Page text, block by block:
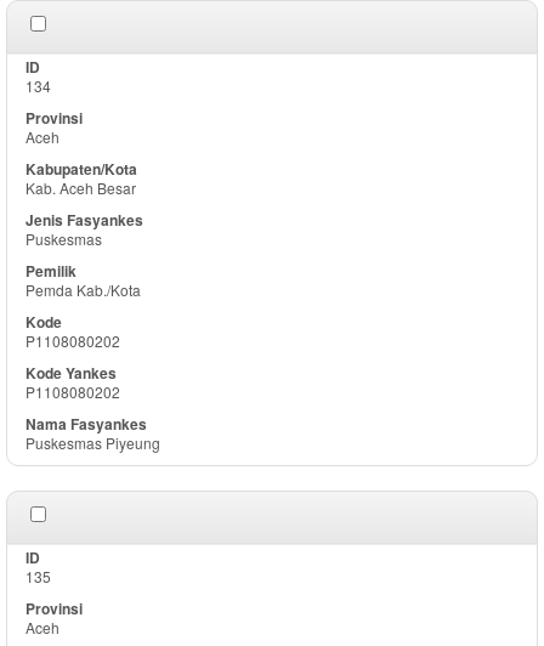
134
Aceh
Kab. Aceh Besar
Puskesmas
Pemda Kab./Kota
P1108080202
P1108080202
Puskesmas Piyeung
135
Aceh